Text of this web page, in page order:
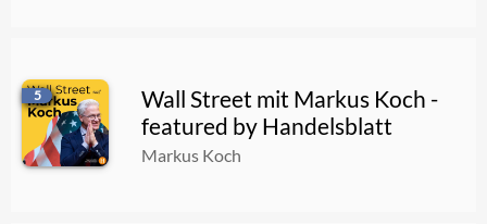
5
Wall Street mit Markus Koch -
featured by Handelsblatt
Markus Koch